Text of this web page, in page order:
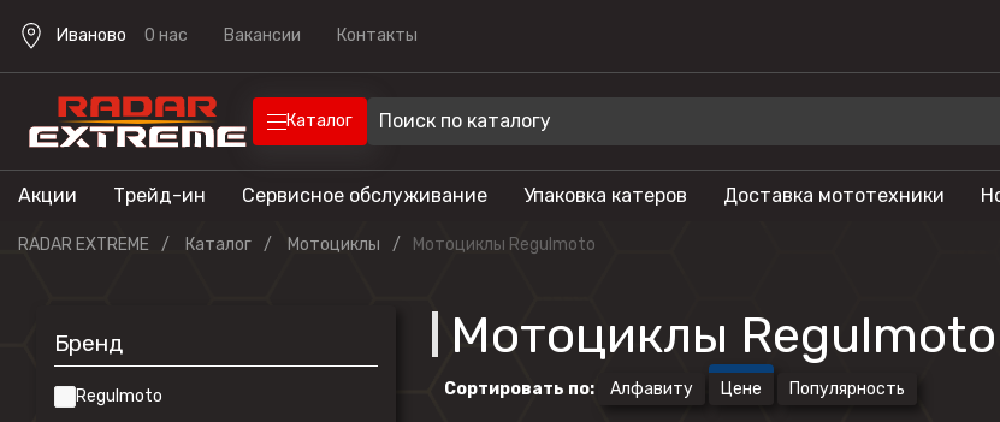
Иваново О нас Вакансии Контакты
Каталог
Техника для отдыха
Прицепы
Техника для отдыха
Квадроциклы
Скутеры
Мотовездеходы
Лодочные моторы
Моторные лодки
Триера
Акции Трейд-ин Сервисное обслуживание Упаковка катеров Доставка мототехники
RADAR EXTREME Каталог Мотоциклы Мотоциклы Regulmoto
Бренд
Regulmoto
Мотоциклы Regulmoto
Сортировать по: Алфавиту Цене Популярность